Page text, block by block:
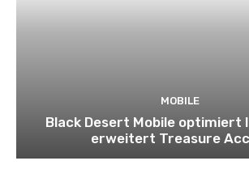
MOBILE
Black Desert Mobile optimiert
erweitert Treasure